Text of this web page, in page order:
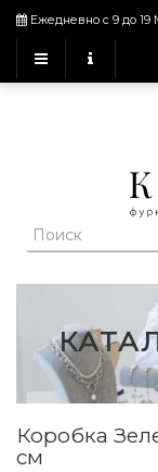
Ежедневно с 9 до 19
Коробка
см